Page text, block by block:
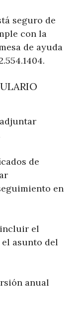
seguro de
con la
de ayuda
de
en
incluir el
asunto del
anual